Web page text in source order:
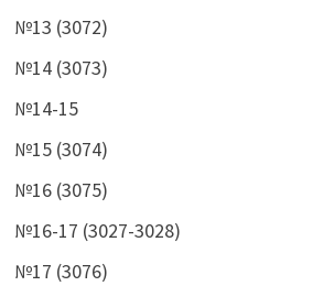
№13 (3072)
№14 (3073)
№14-15
№15 (3074)
№16 (3075)
№16-17 (3027-3028)
№17 (3076)